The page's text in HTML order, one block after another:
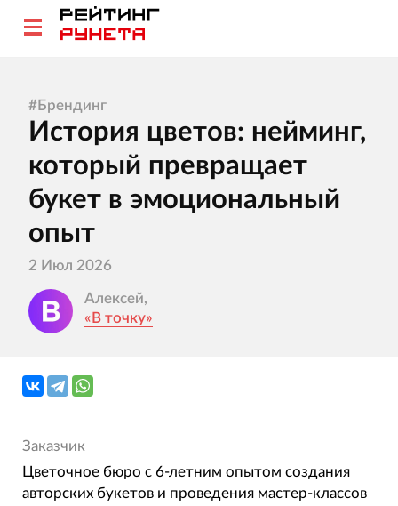
#Брендинг
История цветов: нейминг,
который превращает
букет в эмоциональный
опыт
2 Июл 2026
Алексей,
«В точку»
Заказчик
Цветочное бюро с 6-летним опытом создания
авторских букетов и проведения мастер-классов